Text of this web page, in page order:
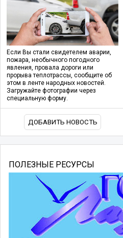
Если Вы стали свидетелем аварии,
пожара, необычного погодного
явления, провала дороги или
прорыва теплотрассы, сообщите об
этом в ленте народных новостей.
Загружайте фотографии через
специальную форму.
ДОБАВИТЬ НОВОСТЬ
ПОЛЕЗНЫЕ РЕСУРСЫ